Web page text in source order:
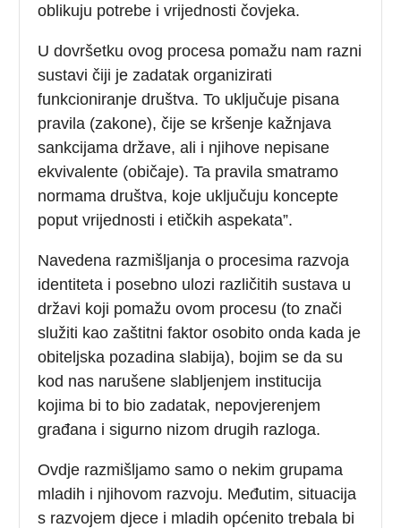
oblikuju potrebe i vrijednosti čovjeka.
U dovršetku ovog procesa pomažu nam razni
sustavi čiji je zadatak organizirati
funkcioniranje društva. To uključuje pisana
pravila (zakone), čije se kršenje kažnjava
sankcijama države, ali i njihove nepisane
ekvivalente (običaje). Ta pravila smatramo
normama društva, koje uključuju koncepte
poput vrijednosti i etičkih aspekata”.
Navedena razmišljanja o procesima razvoja
identiteta i posebno ulozi različitih sustava u
državi koji pomažu ovom procesu (to znači
služiti kao zaštitni faktor osobito onda kada je
obiteljska pozadina slabija), bojim se da su
kod nas narušene slabljenjem institucija
kojima bi to bio zadatak, nepovjerenjem
građana i sigurno nizom drugih razloga.
Ovdje razmišljamo samo o nekim grupama
mladih i njihovom razvoju. Međutim, situacija
s razvojem djece i mladih općenito trebala bi